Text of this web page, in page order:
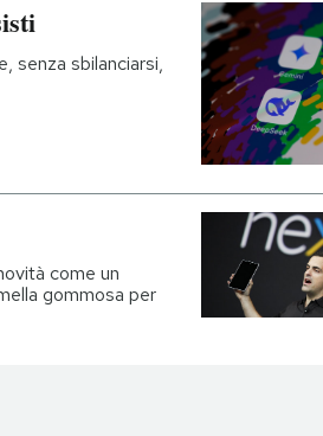
senza sbilanciarsi,
come un
gommosa per